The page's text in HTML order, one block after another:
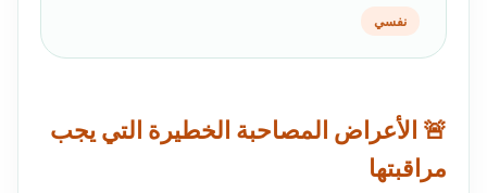
نفسي
🚨 الأعراض المصاحبة الخطيرة التي يجب
مراقبتها